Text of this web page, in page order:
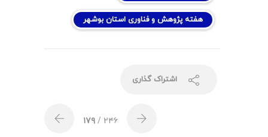
هفته پژوهش و فناوری استان بوشهر
اشتراک گذاری
۱۷۹ / ۲۴۶